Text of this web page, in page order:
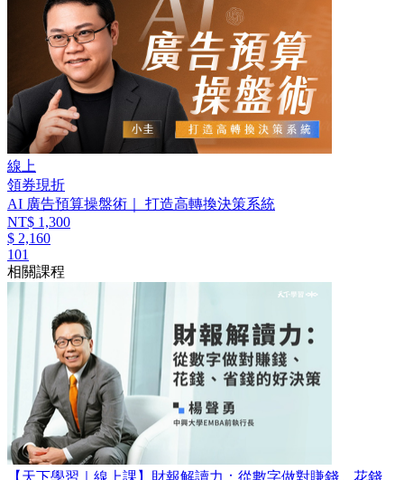
線上
領券現折
AI 廣告預算操盤術｜ 打造高轉換決策系統
NT$ 1,300
$ 2,160
101
相關課程
【天下學習｜線上課】財報解讀力：從數字做對賺錢、花錢、